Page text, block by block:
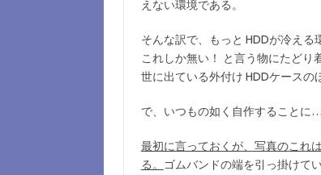
えない環境である。
そんな訳で、もっと HDDが冷える
これしか無い！ と言う物にたどり
世に出ている外付け HDDケースの
で、いつもの如く自作すること
最初に言っておくが、写真のこれ
る。
ゴムバンドの端を引っ掛けて